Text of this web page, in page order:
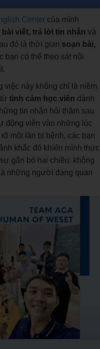
Center của mình
bài viết, trả lời tin nhắn và
đó là thời gian soạn bài,
bạn có thể theo sát nội
việc này không chỉ là niềm
tình cảm học viên dành
tin nhắn hỏi thăm sau
động viên vào những lúc
một lần bị bệnh, các bạn
khắc đó khiến mình thực
gắn bó hai chiều: không
những người đang quan